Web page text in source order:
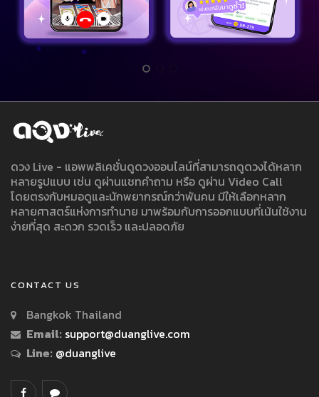
ดวง Live - แอพพลิเคชั่นดูดวงออนไลน์ที่สามารถดูดวงได้หลาก
หลายรูปแบบ เช่น ดูผ่านแชทคำถาม หรือ ดูผ่าน Video Call
โดยตรงกับหมอดูและนักพยากรณ์กว่าพันคน มีให้เลือกหลาก
หลายศาสตร์แห่งการทำนาย มาพร้อมกับการออกแบบที่เน้นใช้งาน
ง่ายที่สุด สะดวก รวดเร็ว และปลอดภัย
CONTACT US
Bangkok Thailand
Email: support@duanglive.com
Line: @duanglive